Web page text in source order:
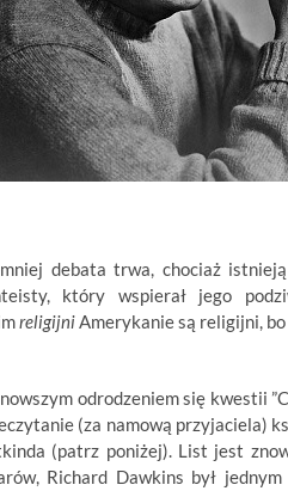
debata trwa, chociaż
który wspierał jego
religijniAmerykanie są religijni,
odrodzeniem się kwestii
(za namową przyjaciela)
(patrz poniżej). List jest
Richard Dawkins był